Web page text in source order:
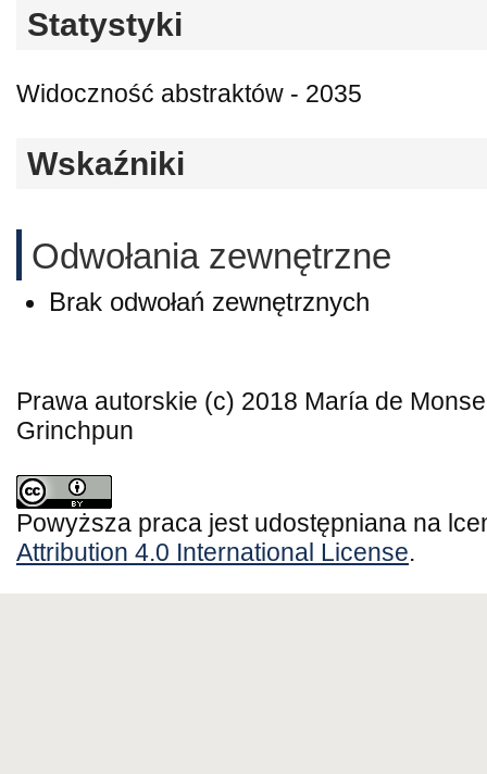
Statystyki
Widoczność abstraktów - 2035
Wskaźniki
Odwołania zewnętrzne
Brak odwołań zewnętrznych
Prawa autorskie (c) 2018 María de
Grinchpun
Powyższa praca jest udostępniana na
Attribution 4.0 International License.